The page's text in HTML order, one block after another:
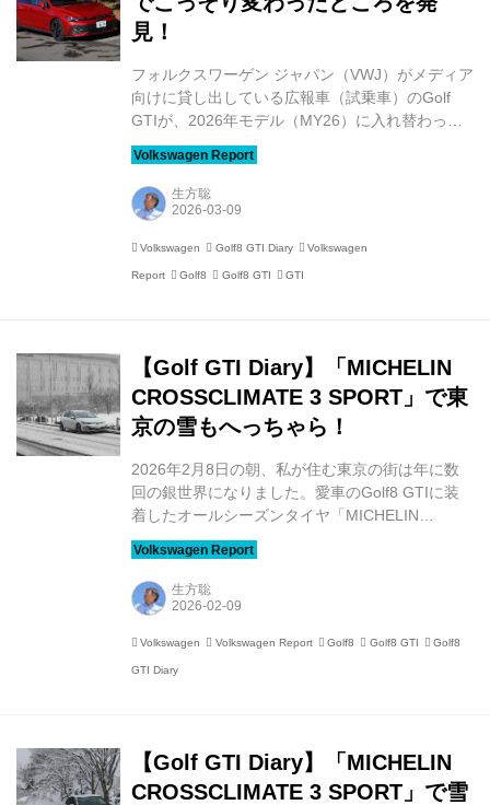
見！
フォルクスワーゲン ジャパン（VWJ）がメディア
向けに貸し出している広報車（試乗車）のGolf
GTIが、2026年モデル（MY26）に入れ替わった
というので、さっそくお借りしてみました。あれ
っ、何か違う!? 2026年モデルのGolf GTIに関し
て、VWJでは、これまで別々だったメーカーオプ
ションのDiscoverパッケージ、テクノロジーパッ
「Discover／テクノロジー／DCCパッケージ」と
しました。そして、気がつけば、電動パノラマス
生方聡
Volkswagen Golf8 GTI Diary Volkswagen
Report Golf8 Golf8 GTI GTI
【Golf GTI Diary】「MICHELIN
CROSSCLIMATE 3 SPORT」で東
京の雪もへっちゃら！
2026年2月8日の朝、私が住む東京の街は年に数
回の銀世界になりました。愛車のGolf8 GTIに装
着したオールシーズンタイヤ「MICHELIN
CROSSCLIMATE 3 SPORT」を試すには打ってつ
けの状況です。 当日のニュースによれば、東京の
積雪は5cmということでしたが、わが家のあたり
はそれより少し多い7cmくらい、塀の上やGolf8
クルマに積もった雪を落として走り出しますが、
幹線道路にはほとんど雪はなく、サマータイヤで
生方聡
Volkswagen Volkswagen Report Golf8 Golf8 GTI Golf8
GTI Diary
【Golf GTI Diary】「MICHELIN
CROSSCLIMATE 3 SPORT」で雪